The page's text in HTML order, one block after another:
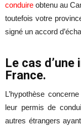
conduire obtenu au
toutefois votre
signé un accord
Le cas
France.
L’hypothèse
leur permis de
autres étrangers